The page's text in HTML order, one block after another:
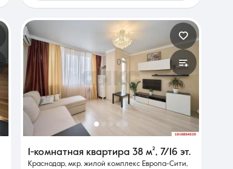
1-комнатная квартира 38 м², 7/16 эт.
Краснодар, мкр. жилой комплекс Европа-Сити,